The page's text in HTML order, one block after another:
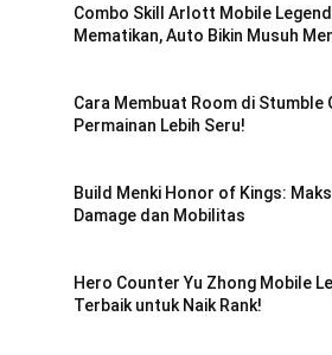
Combo Skill Arlott Mobile
Mematikan, Auto Bikin Musuh
Cara Membuat Room di Stumble
Permainan Lebih Seru!
Build Menki Honor of Kings:
Damage dan Mobilitas
Hero Counter Yu Zhong Mobile
Terbaik untuk Naik Rank!